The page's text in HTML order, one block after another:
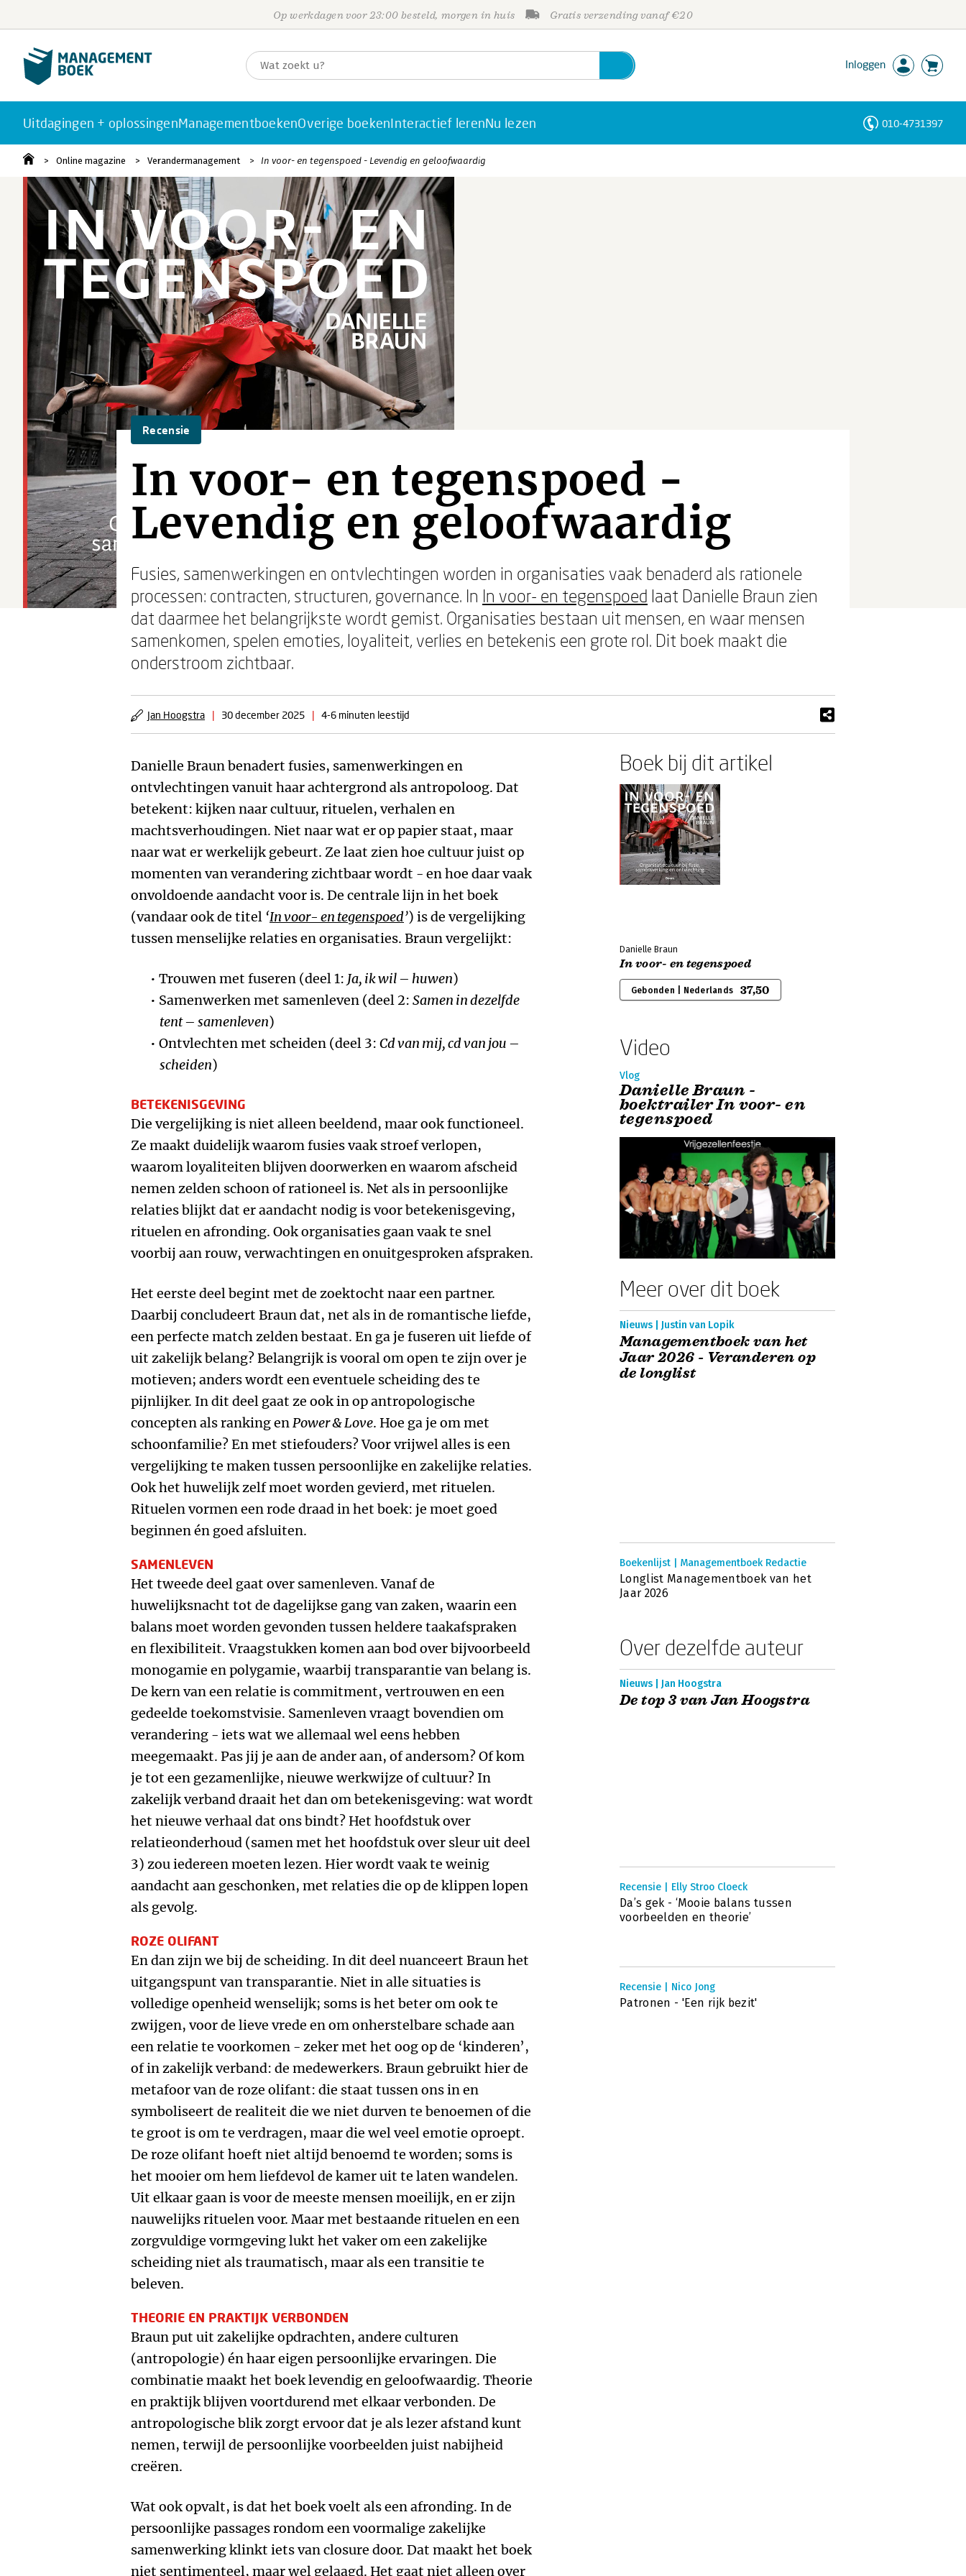
Op werkdagen voor 23:00 besteld, morgen in huis Gratis verzending vanaf €20
Inloggen
Uitdagingen + oplossingenManagementboekenOverige boekenInteractief lerenNu lezen 010-4731397
Online magazine Verandermanagement In voor- en tegenspoed - Levendig en geloofwaardig
Recensie
In voor- en tegenspoed -
Levendig en geloofwaardig
Fusies, samenwerkingen en ontvlechtingen worden in organisaties vaak benaderd als rationele
processen: contracten, structuren, governance. In In voor- en tegenspoed laat Danielle Braun zien
dat daarmee het belangrijkste wordt gemist. Organisaties bestaan uit mensen, en waar mensen
samenkomen, spelen emoties, loyaliteit, verlies en betekenis een grote rol. Dit boek maakt die
onderstroom zichtbaar.
Jan Hoogstra | 30 december 2025 | 4-6 minuten leestijd
Danielle Braun benadert fusies, samenwerkingen en
ontvlechtingen vanuit haar achtergrond als antropoloog. Dat
betekent: kijken naar cultuur, rituelen, verhalen en
machtsverhoudingen. Niet naar wat er op papier staat, maar
naar wat er werkelijk gebeurt. Ze laat zien hoe cultuur juist op
momenten van verandering zichtbaar wordt - en hoe daar vaak
onvoldoende aandacht voor is. De centrale lijn in het boek
(vandaar ook de titel ‘In voor- en tegenspoed’) is de vergelijking
tussen menselijke relaties en organisaties. Braun vergelijkt:
Trouwen met fuseren (deel 1: Ja, ik wil – huwen)
Samenwerken met samenleven (deel 2:Samen in dezelfde
tent – samenleven)
Ontvlechten met scheiden (deel 3:Cd van mij, cd van jou –
scheiden)
BETEKENISGEVING
Die vergelijking is niet alleen beeldend, maar ook functioneel.
Ze maakt duidelijk waarom fusies vaak stroef verlopen,
waarom loyaliteiten blijven doorwerken en waarom afscheid
nemen zelden schoon of rationeel is. Net als in persoonlijke
relaties blijkt dat er aandacht nodig is voor betekenisgeving,
rituelen en afronding. Ook organisaties gaan vaak te snel
voorbij aan rouw, verwachtingen en onuitgesproken afspraken.
Het eerste deel begint met de zoektocht naar een partner.
Daarbij concludeert Braun dat, net als in de romantische liefde,
een perfecte match zelden bestaat. En ga je fuseren uit liefde of
uit zakelijk belang? Belangrijk is vooral om open te zijn over je
motieven; anders wordt een eventuele scheiding des te
pijnlijker. In dit deel gaat ze ook in op antropologische
concepten als ranking enPower & Love. Hoe ga je om met
schoonfamilie? En met stiefouders? Voor vrijwel alles is een
vergelijking te maken tussen persoonlijke en zakelijke relaties.
Ook het huwelijk zelf moet worden gevierd, met rituelen.
Rituelen vormen een rode draad in het boek: je moet goed
beginnen én goed afsluiten.
SAMENLEVEN
Het tweede deel gaat over samenleven. Vanaf de
huwelijksnacht tot de dagelijkse gang van zaken, waarin een
balans moet worden gevonden tussen heldere taakafspraken
en flexibiliteit. Vraagstukken komen aan bod over bijvoorbeeld
monogamie en polygamie, waarbij transparantie van belang is.
De kern van een relatie is commitment, vertrouwen en een
gedeelde toekomstvisie. Samenleven vraagt bovendien om
verandering - iets wat we allemaal wel eens hebben
meegemaakt. Pas jij je aan de ander aan, of andersom? Of kom
je tot een gezamenlijke, nieuwe werkwijze of cultuur? In
zakelijk verband draait het dan om betekenisgeving: wat wordt
het nieuwe verhaal dat ons bindt? Het hoofdstuk over
relatieonderhoud (samen met het hoofdstuk over sleur uit deel
3) zou iedereen moeten lezen. Hier wordt vaak te weinig
aandacht aan geschonken, met relaties die op de klippen lopen
als gevolg.
ROZE OLIFANT
En dan zijn we bij de scheiding. In dit deel nuanceert Braun het
uitgangspunt van transparantie. Niet in alle situaties is
volledige openheid wenselijk; soms is het beter om ook te
zwijgen, voor de lieve vrede en om onherstelbare schade aan
een relatie te voorkomen - zeker met het oog op de ‘kinderen’,
of in zakelijk verband: de medewerkers. Braun gebruikt hier de
metafoor van de roze olifant: die staat tussen ons in en
symboliseert de realiteit die we niet durven te benoemen of die
te groot is om te verdragen, maar die wel veel emotie oproept.
De roze olifant hoeft niet altijd benoemd te worden; soms is
het mooier om hem liefdevol de kamer uit te laten wandelen.
Uit elkaar gaan is voor de meeste mensen moeilijk, en er zijn
nauwelijks rituelen voor. Maar met bestaande rituelen en een
zorgvuldige vormgeving lukt het vaker om een zakelijke
scheiding niet als traumatisch, maar als een transitie te
beleven.
THEORIE EN PRAKTIJK VERBONDEN
Braun put uit zakelijke opdrachten, andere culturen
(antropologie) én haar eigen persoonlijke ervaringen. Die
combinatie maakt het boek levendig en geloofwaardig. Theorie
en praktijk blijven voortdurend met elkaar verbonden. De
antropologische blik zorgt ervoor dat je als lezer afstand kunt
nemen, terwijl de persoonlijke voorbeelden juist nabijheid
creëren.
Wat ook opvalt, is dat het boek voelt als een afronding. In de
persoonlijke passages rondom een voormalige zakelijke
samenwerking klinkt iets van closure door. Dat maakt het boek
niet sentimenteel, maar wel gelaagd. Het gaat niet alleen over
Boek bij dit artikel
Danielle Braun
In voor- en tegenspoed
Gebonden | Nederlands 37,50
Video
Vlog
Danielle Braun -
boektrailer In voor- en
tegenspoed
Meer over dit boek
Nieuws | Justin van Lopik
Managementboek van het
Jaar 2026 - Veranderen op
de longlist
Boekenlijst | Managementboek Redactie
Longlist Managementboek van het
Jaar 2026
Over dezelfde auteur
Nieuws | Jan Hoogstra
De top 3 van Jan Hoogstra
Recensie | Elly Stroo Cloeck
Da’s gek - ‘Mooie balans tussen
voorbeelden en theorie’
Recensie | Nico Jong
Patronen - 'Een rijk bezit'
Personen